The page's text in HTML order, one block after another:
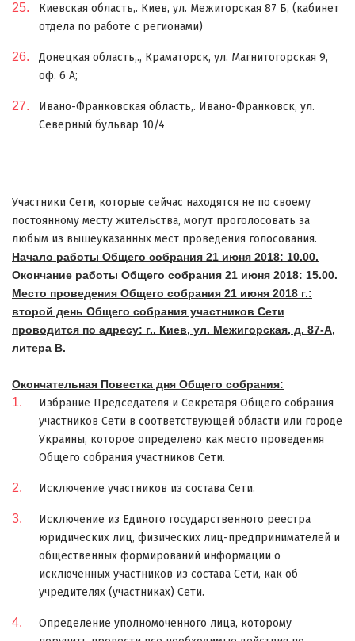
Киевская область,. Киев, ул. Межигорская 87 Б, (кабинет
отдела по работе с регионами)
Донецкая область,., Краматорск, ул. Магнитогорская 9,
оф. 6 А;
Ивано-Франковская область,. Ивано-Франковск, ул.
Северный бульвар 10/4
Участники Сети, которые сейчас находятся не по своему
постоянному месту жительства, могут проголосовать за
любым из вышеуказанных мест проведения голосования.
Начало работы Общего собрания 21 июня 2018: 10.00.
Окончание работы Общего собрания 21 июня 2018: 15.00.
Место проведения Общего собрания 21 июня 2018 г.:
второй день Общего собрания участников Сети
проводится по адресу: г.. Киев, ул. Межигорская, д. 87-А,
литера В.
Окончательная Повестка дня Общего собрания:
Избрание Председателя и Секретаря Общего собрания
участников Сети в соответствующей области или городе
Украины, которое определено как место проведения
Общего собрания участников Сети.
Исключение участников из состава Сети.
Исключение из Единого государственного реестра
юридических лиц, физических лиц-предпринимателей и
общественных формирований информации о
исключенных участников из состава Сети, как об
учредителях (участниках) Сети.
Определение уполномоченного лица, которому